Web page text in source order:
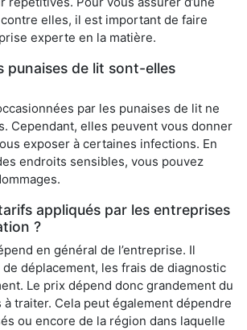
elles, il est important de faire
experte en la matière.
punaises de lit sont-elles
par les punaises de lit ne
Cependant, elles peuvent vous donner
exposer à certaines infections. En
endroits sensibles, vous pouvez
appliqués par les entreprises
?
en général de l’entreprise. Il
déplacement, les frais de diagnostic
Le prix dépend donc grandement du
traiter. Cela peut également dépendre
ou encore de la région dans laquelle